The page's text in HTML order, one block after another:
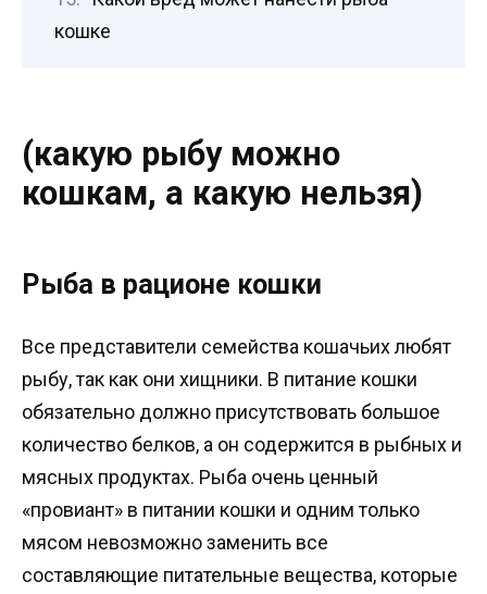
кошке
(какую рыбу можно
кошкам, а какую нельзя)
Рыба в рационе кошки
Все представители семейства кошачьих любят
рыбу, так как они хищники. В питание кошки
обязательно должно присутствовать большое
количество белков, а он содержится в рыбных и
мясных продуктах. Рыба очень ценный
«провиант» в питании кошки и одним только
мясом невозможно заменить все
составляющие питательные вещества, которые